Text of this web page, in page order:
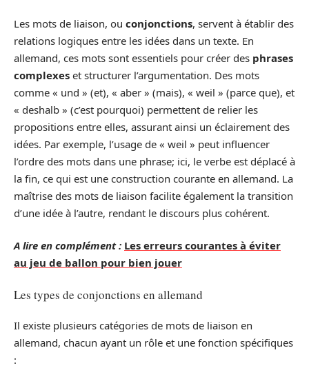
Les mots de liaison, ou conjonctions, servent à établir des
relations logiques entre les idées dans un texte. En
allemand, ces mots sont essentiels pour créer des phrases
complexes et structurer l’argumentation. Des mots
comme « und » (et), « aber » (mais), « weil » (parce que), et
« deshalb » (c’est pourquoi) permettent de relier les
propositions entre elles, assurant ainsi un éclairement des
idées. Par exemple, l’usage de « weil » peut influencer
l’ordre des mots dans une phrase; ici, le verbe est déplacé à
la fin, ce qui est une construction courante en allemand. La
maîtrise des mots de liaison facilite également la transition
d’une idée à l’autre, rendant le discours plus cohérent.
A lire en complément : Les erreurs courantes à éviter
au jeu de ballon pour bien jouer
Les types de conjonctions en allemand
Il existe plusieurs catégories de mots de liaison en
allemand, chacun ayant un rôle et une fonction spécifiques
: